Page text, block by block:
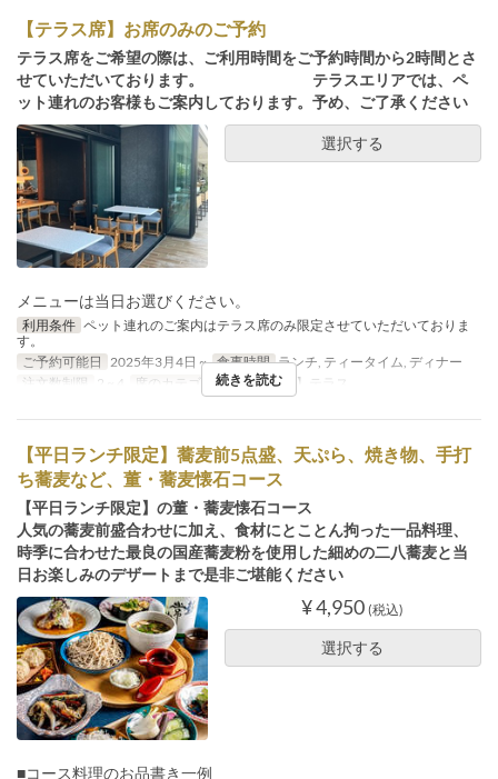
【テラス席】お席のみのご予約
テラス席をご希望の際は、ご利用時間をご予約時間から2時間とさ
せていただいております。 テラスエリアでは、ペ
ット連れのお客様もご案内しております。予め、ご了承ください
選択する
メニューは当日お選びください。
利用条件 ペット連れのご案内はテラス席のみ限定させていただいておりま
す。
ご予約可能日 2025年3月4日 ~ 食事時間 ランチ, ティータイム, ディナー
注文数制限
2 ~ 4 席のカテゴリ 【ペットOK】テラス
続きを読む
【平日ランチ限定】蕎麦前5点盛、天ぷら、焼き物、手打
ち蕎麦など、董・蕎麦懐石コース
【平日ランチ限定】の董・蕎麦懐石コース
人気の蕎麦前盛合わせに加え、食材にとことん拘った一品料理、
時季に合わせた最良の国産蕎麦粉を使用した細めの二八蕎麦と当
日お楽しみのデザートまで是非ご堪能ください
¥ 4,950 (税込)
選択する
■コース料理のお品書き一例